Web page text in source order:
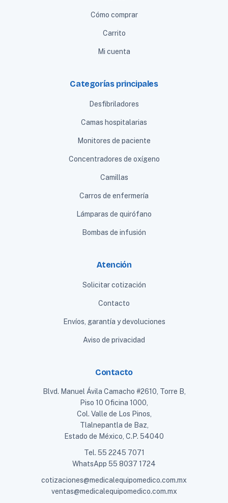
Cómo comprar
Carrito
Mi cuenta
Categorías principales
Desfibriladores
Camas hospitalarias
Monitores de paciente
Concentradores de oxígeno
Camillas
Carros de enfermería
Lámparas de quirófano
Bombas de infusión
Atención
Solicitar cotización
Contacto
Envíos, garantía y devoluciones
Aviso de privacidad
Contacto
Blvd. Manuel Ávila Camacho #2610, Torre B,
Piso 10 Oficina 1000,
Col. Valle de Los Pinos,
Tlalnepantla de Baz,
Estado de México, C.P. 54040
Tel. 55 2245 7071
WhatsApp 55 8037 1724
cotizaciones@medicalequipomedico.com.mx
ventas@medicalequipomedico.com.mx